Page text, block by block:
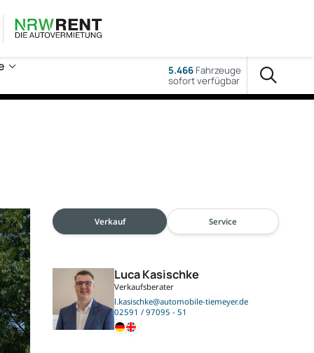
5.466Fahrzeuge
sofort verfügbar
Verkauf Service
Luca Kasischke
Verkaufsberater
l.kasischke@automobile-tiemeyer.de
02591 / 97095 - 51